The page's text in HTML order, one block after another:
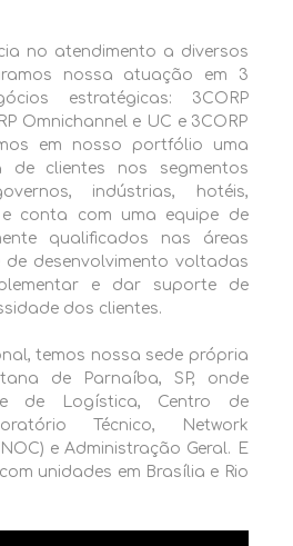
no atendimento a diversos
nossa atuação em 3
estratégicas: 3CORP
Omnichannel e UC e 3CORP
em nosso portfólio uma
de clientes nos segmentos
indústrias, hotéis,
e conta com uma equipe de
qualificados nas áreas
de desenvolvimento voltadas
e dar suporte de
dos clientes.
temos nossa sede própria
de Parnaíba, SP, onde
de Logística, Centro de
Técnico, Network
e Administração Geral. E
unidades em Brasília e Rio